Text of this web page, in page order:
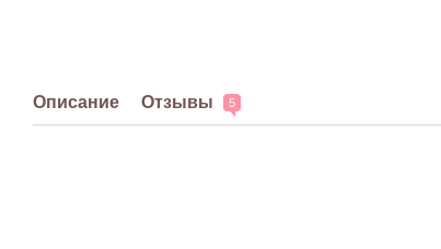
Описание Отзывы 5